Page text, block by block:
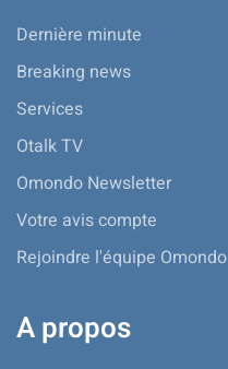
Dernière minute
Breaking news
Services
Otalk TV
Omondo Newsletter
Votre avis compte
Rejoindre l'équipe Omondo
A propos